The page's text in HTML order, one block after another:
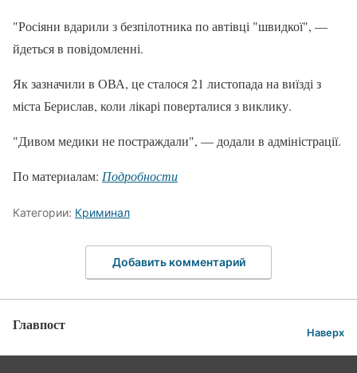
"Росіяни вдарили з безпілотника по автівці "швидкої", —
йдеться в повідомленні.
Як зазначили в ОВА, це сталося 21 листопада на виїзді з
міста Берислав, коли лікарі поверталися з виклику.
"Дивом медики не постраждали", — додали в адміністрації.
По материалам: Подробности
Категории: Криминал
Добавить комментарий
Главпост Наверх